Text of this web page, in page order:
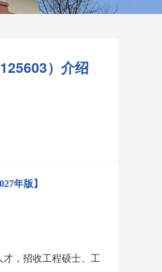
）介绍
年版】
，招收工程硕士、工